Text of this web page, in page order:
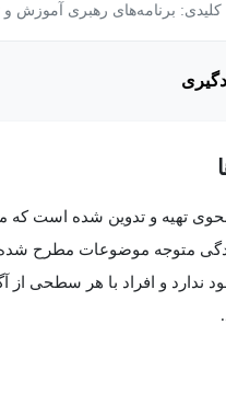
برنامه‌های رهبری آموزش و
نحوی تهیه و تدوین شده است
متوجه موضوعات مطرح
و افراد با هر سطحی از